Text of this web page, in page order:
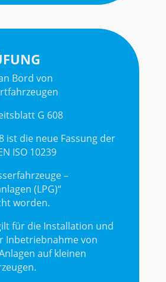
Bord von
G 608
ist die neue Fassung der
ISO 10239
–
(LPG)“
worden.
für die Installation und
Inbetriebnahme von
auf kleinen